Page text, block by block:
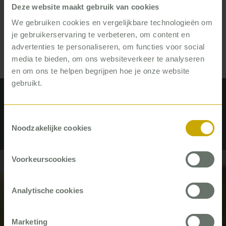
Deze website maakt gebruik van cookies
We gebruiken cookies en vergelijkbare technologieën om
je gebruikerservaring te verbeteren, om content en
advertenties te personaliseren, om functies voor social
media te bieden, om ons websiteverkeer te analyseren
en om ons te helpen begrijpen hoe je onze website
gebruikt.
Noodzakelijke cookies
Voorkeurscookies
Analytische cookies
Marketing
goed gaat. Dan kunnen ze ook zelf verandering in
gang zetten.’
Recente artikelen van Arne